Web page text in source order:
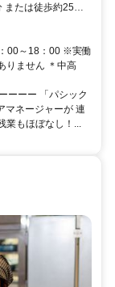
00～18：00 ※実働
りません ＊中高
ーーー 「パシック
マネージャーが 連
業もほぼなし！...